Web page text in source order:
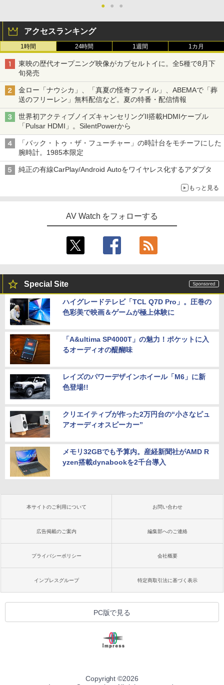
● ● ●
アクセスランキング
1時間 24時間 1週間 1カ月
東映の歴代オープニング映像がカプセルトイに。全5種で8月下
旬発売
金ロー「ナウシカ」、「真夏の怪奇ファイル」、ABEMAで「葬
送のフリーレン」無料配信など。夏の特番・配信情報
世界初アクティブノイズキャンセリングII搭載HDMIケーブル
「Pulsar HDMI」。SilentPowerから
「バック・トゥ・ザ・フューチャー」の時計台をモチーフにした
腕時計。1985本限定
純正の有線CarPlay/Android Autoをワイヤレス化するアダプタ
もっと見る
AV Watch をフォローする
Special Site
ハイグレードテレビ「TCL Q7D Pro」。圧巻の
色彩美で映画＆ゲームが極上体験に
「A&ultima SP4000T」の魅力！ポケットに入
るオーディオの醍醐味
レイズのパワーデザインホイール「M6」に新
色登場!!
クリエイティブが作った2万円台の“小さなピュ
アオーディオスピーカー”
メモリ32GBでも予算内。産経新聞社がAMD R
yzen搭載dynabookを2千台導入
本サイトのご利用について お問い合わせ
広告掲載のご案内 編集部へのご連絡
プライバシーポリシー 会社概要
インプレスグループ 特定商取引法に基づく表示
PC版で見る
Copyright ©2026